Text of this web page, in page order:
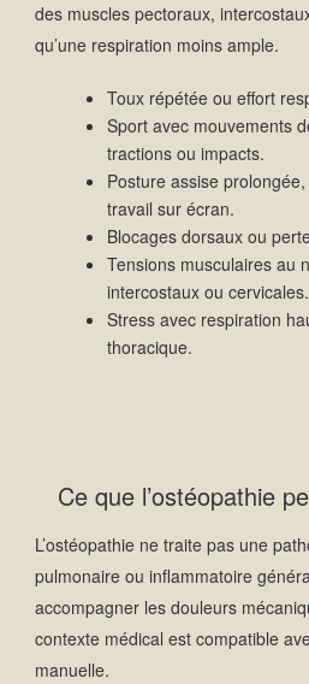
des muscles pectoraux,
qu’une respiration moins ample.
Toux répétée ou effort
Sport avec mouvements
tractions ou impacts.
Posture assise
travail sur écran.
Blocages dorsaux ou
Tensions musculaires au
intercostaux ou cervicales.
Stress avec respiration
thoracique.
Ce que l’ostéopathie
L’ostéopathie ne traite pas une
pulmonaire ou inflammatoire
accompagner les douleurs
contexte médical est compatible
manuelle.